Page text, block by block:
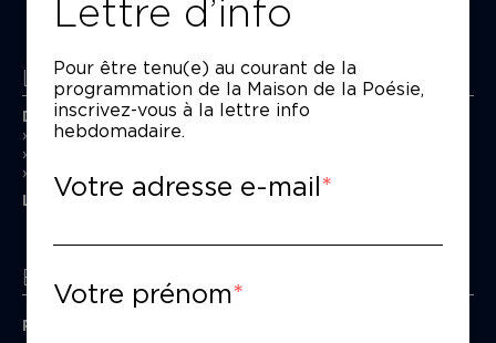
La Maison de la Poésie
Découvrir
En photos
L’équipe
Espace pro
Privatiser une salle
Lettre d’info
Pour être tenu(e) au courant de la
programmation de la Maison de la Poésie,
inscrivez-vous à la lettre info
hebdomadaire.
Votre adresse e-mail
Votre prénom